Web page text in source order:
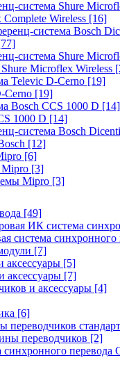
система Shure
Wireless [16]
система Bosch
система Shure
Microflex Wireless
Televic D-Cerno [19]
Cerno [19]
Bosch CCS 1000 D [14]
1000 D [14]
система Bosch
[12]
[6]
Mipro [3]
Mipro [3]
[49]
ИК система
система синхронного
[7]
аксессуары [5]
[7]
и аксессуары [4]
[6]
переводчиков
переводчиков [2]
перевода